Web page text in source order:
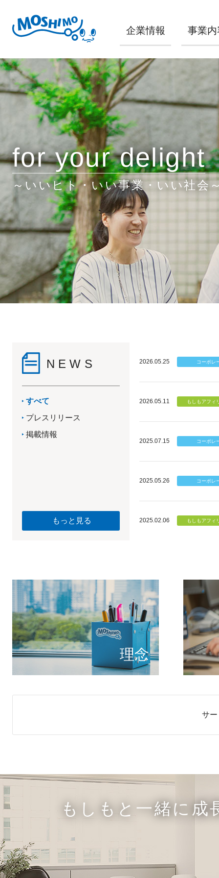
企業情報 事業内
for your delight
～いいヒト・いい事業・いい社会
NEWS
すべて
プレスリリース
掲載情報
もっと見る
2026.05.25
2026.05.11
2025.07.15
2025.05.26
2025.02.06
理念
個のチ
もしもが描く未
サ
もしもと一緒に成